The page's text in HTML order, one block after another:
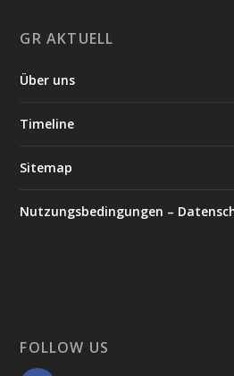
GR AKTUELL
Über uns
Timeline
Sitemap
Nutzungsbedingungen –
FOLLOW US